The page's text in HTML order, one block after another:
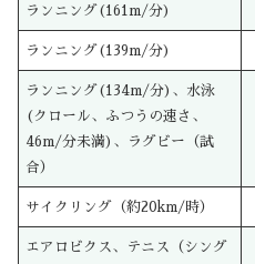
ランニング(161m/分)
ランニング(139m/分)
ランニング(134m/分)、水泳
(クロール、ふつうの速さ、
46m/分未満)、ラグビー（試
合）
サイクリング（約20km/時）
エアロビクス、テニス（シング